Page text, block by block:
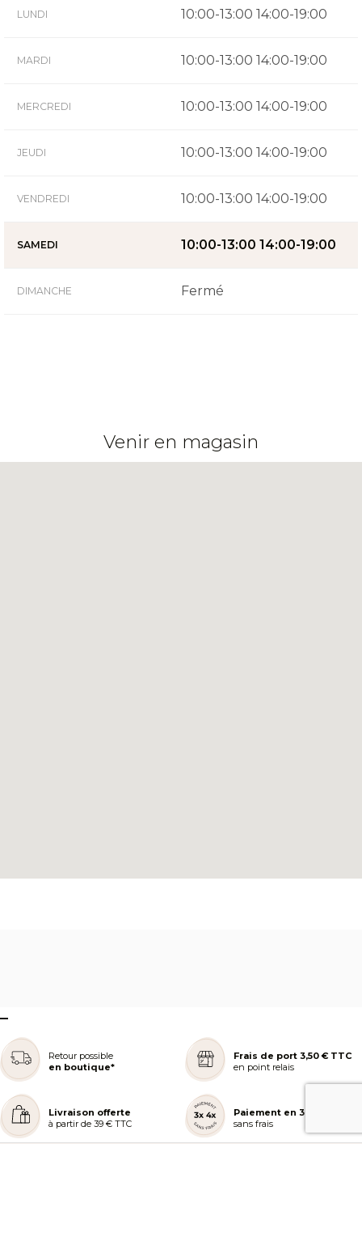
LUNDI 10:00-13:00 14:00-19:00
MARDI 10:00-13:00 14:00-19:00
MERCREDI 10:00-13:00 14:00-19:00
JEUDI 10:00-13:00 14:00-19:00
VENDREDI 10:00-13:00 14:00-19:00
SAMEDI 10:00-13:00 14:00-19:00
DIMANCHE Fermé
Venir en magasin
–
Retour possible
en boutique*
Frais de port 3,50 € TTC
en point relais
Livraison offerte
à partir de 39 € TTC
Paiement en 3 ou 4x
sans frais